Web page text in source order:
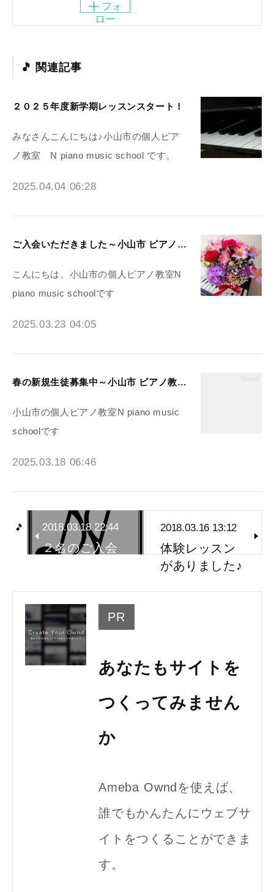
フォ
ロー
関連記事
２０２５年度新学期レッスンスタート！
みなさんこんにちは♪小山市の個人ピア
ノ教室 N piano music school です。
2025.04.04 06:28
ご入会いただきました～小山市 ピアノ教室N piano music school
こんにちは。小山市の個人ピアノ教室N
piano music schoolです
2025.03.23 04:05
春の新規生徒募集中～小山市 ピアノ教室N piano music school
小山市の個人ピアノ教室N piano music
schoolです
2025.03.18 06:46
2018.03.18 22:44
２名のご入会
2018.03.16 13:12
体験レッスン
がありました♪
PR
あなたもサイトを
つくってみません
か
Ameba Owndを使えば、
誰でもかんたんにウェブサ
イトをつくることができま
す。